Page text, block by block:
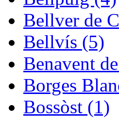
Bellver de
Bellvís (5)
Benavent
Borges
Bossòst (1)